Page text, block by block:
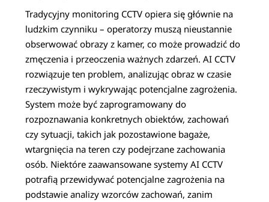
Tradycyjny monitoring CCTV opiera się głównie na
ludzkim czynniku – operatorzy muszą nieustannie
obserwować obrazy z kamer, co może prowadzić do
zmęczenia i przeoczenia ważnych zdarzeń. AI CCTV
rozwiązuje ten problem, analizując obraz w czasie
rzeczywistym i wykrywając potencjalne zagrożenia.
System może być zaprogramowany do
rozpoznawania konkretnych obiektów, zachowań
czy sytuacji, takich jak pozostawione bagaże,
wtargnięcia na teren czy podejrzane zachowania
osób. Niektóre zaawansowane systemy AI CCTV
potrafią przewidywać potencjalne zagrożenia na
podstawie analizy wzorców zachowań, zanim